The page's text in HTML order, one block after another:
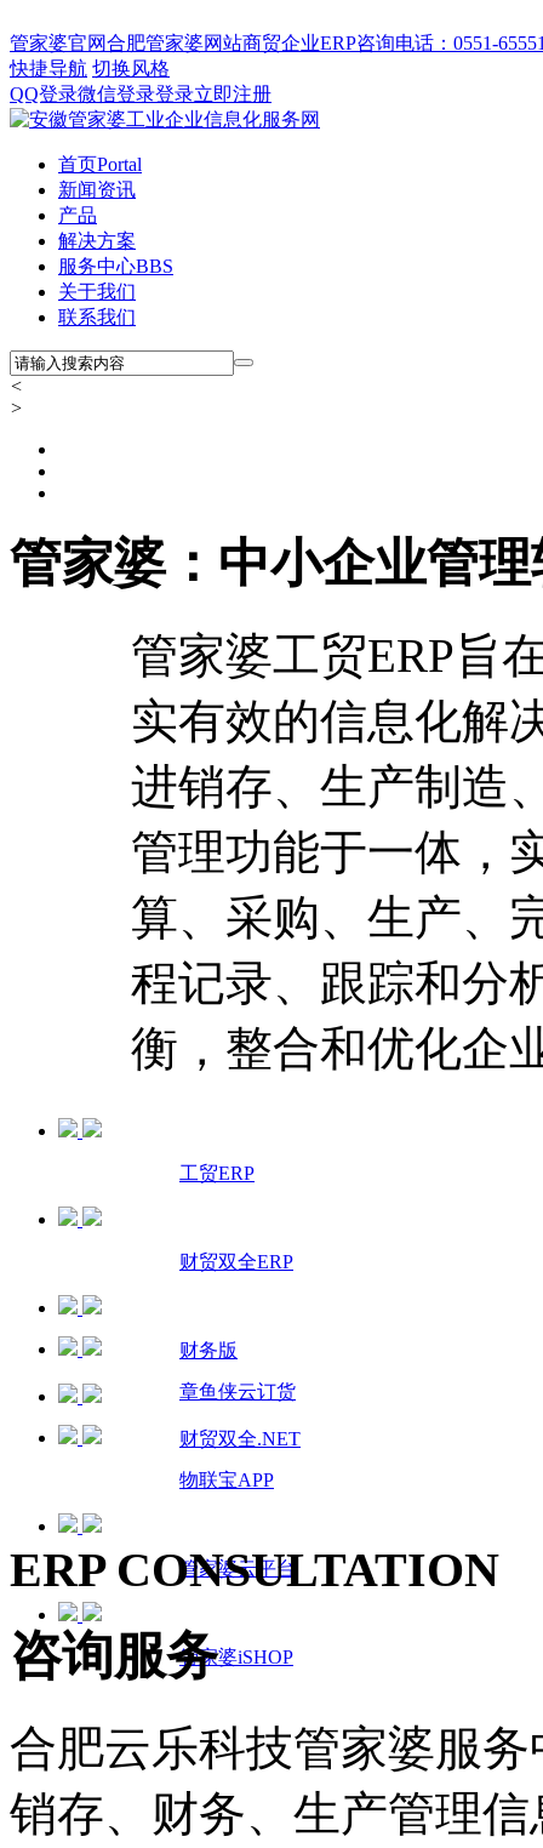
管家婆官网合肥管家婆网站商贸企业ERP咨询电话：0551-
快捷导航 切换风格
QQ登录微信登录登录立即注册
首页Portal
新闻资讯
产品
解决方案
服务中心BBS
关于我们
联系我们
<
>
管家婆：中小企业管
管家婆工贸ERP旨
实有效的信息化解
进销存、生产制造
管理功能于一体，
算、采购、生产、
程记录、跟踪和分
衡，整合和优化企
工贸ERP
财贸双全ERP
财务版
财贸双全.NET
章鱼侠云订货
物联宝APP
管家婆云平台
管家婆iSHOP
ERP CONSULTATION
咨询服务
合肥云乐科技管家婆服
销存、财务、生产管理